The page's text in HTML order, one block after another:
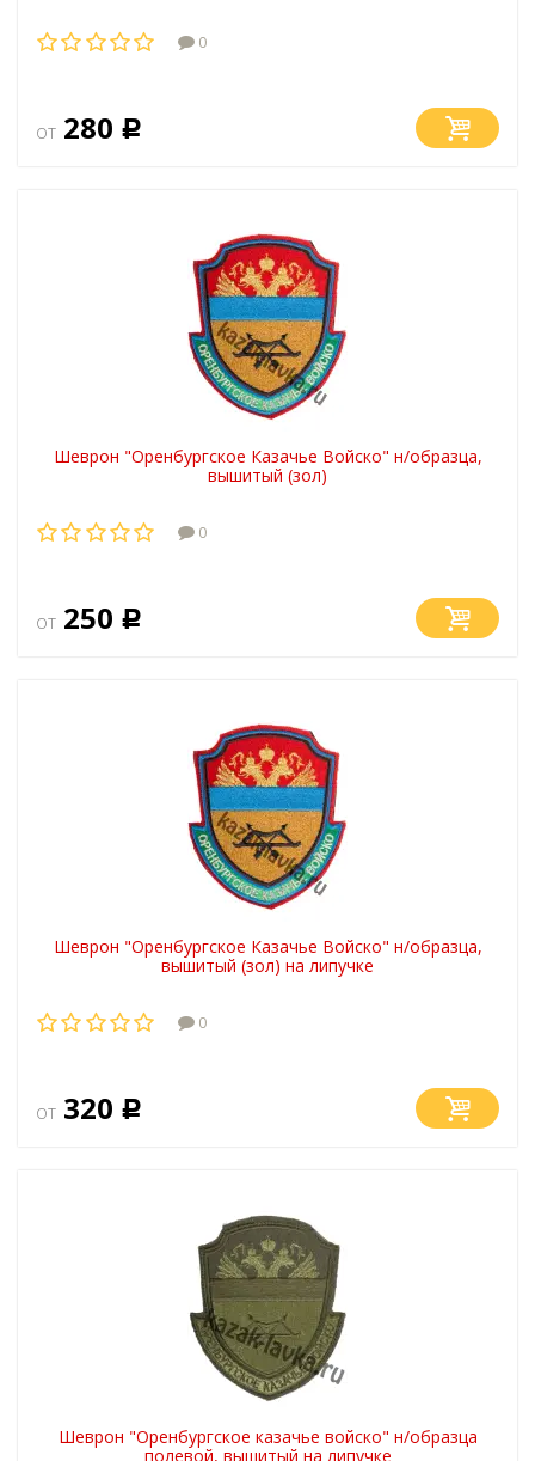
0
от 280 Р
Шеврон "Оренбургское Казачье Войско" н/образца,
вышитый (зол)
0
от 250 Р
Шеврон "Оренбургское Казачье Войско" н/образца,
вышитый (зол) на липучке
0
от 320 Р
Шеврон "Оренбургское казачье войско" н/образца
полевой, вышитый на липучке